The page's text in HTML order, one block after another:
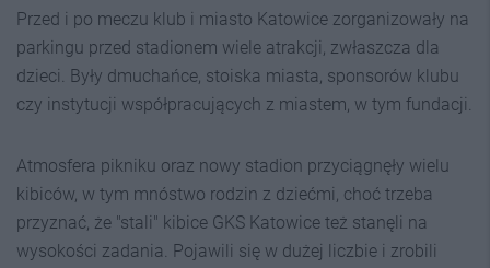
Przed i po meczu klub i miasto Katowice zorganizowały na
parkingu przed stadionem wiele atrakcji, zwłaszcza dla
dzieci. Były dmuchańce, stoiska miasta, sponsorów klubu
czy instytucji współpracujących z miastem, w tym fundacji.
Atmosfera pikniku oraz nowy stadion przyciągnęły wielu
kibiców, w tym mnóstwo rodzin z dziećmi, choć trzeba
przyznać, że "stali" kibice GKS Katowice też stanęli na
wysokości zadania. Pojawili się w dużej liczbie i zrobili